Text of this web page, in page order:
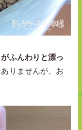
ふんわりと漂っ
りませんが、お